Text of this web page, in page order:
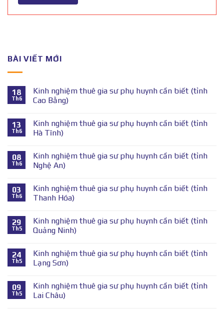
BÀI VIẾT MỚI
18
Th6
Kinh nghiệm thuê gia sư phụ huynh cần biết (tỉnh
Cao Bằng)
13
Th6
Kinh nghiệm thuê gia sư phụ huynh cần biết (tỉnh
Hà Tĩnh)
08
Th6
Kinh nghiệm thuê gia sư phụ huynh cần biết (tỉnh
Nghệ An)
03
Th6
Kinh nghiệm thuê gia sư phụ huynh cần biết (tỉnh
Thanh Hóa)
29
Th5
Kinh nghiệm thuê gia sư phụ huynh cần biết (tỉnh
Quảng Ninh)
24
Th5
Kinh nghiệm thuê gia sư phụ huynh cần biết (tỉnh
Lạng Sơn)
09
Th5
Kinh nghiệm thuê gia sư phụ huynh cần biết (tỉnh
Lai Châu)